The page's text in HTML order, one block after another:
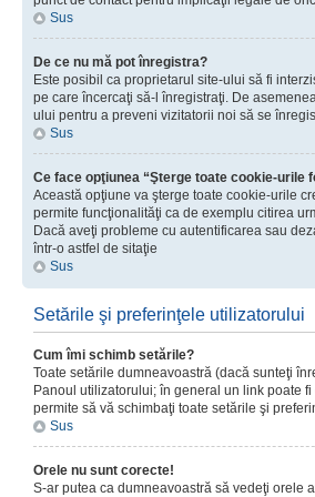
Sus
De ce nu mă pot înregistra?
Este posibil ca proprietarul site-ului să fi
pe care încercaţi să-l înregistraţi. De
ului pentru a preveni vizitatorii noi să se
Sus
Ce face opţiunea “Şterge toate cookie-urile
Această opţiune va şterge toate cookie-urile
permite funcţionalităţi ca de exemplu citirea
Dacă aveţi probleme cu autentificarea sau
într-o astfel de sitaţie
Sus
Setările şi preferinţele utilizatorului
Cum îmi schimb setările?
Toate setările dumneavoastră (dacă sunteţi
Panoul utilizatorului; în general un link poate
permite să vă schimbaţi toate setările şi
Sus
Orele nu sunt corecte!
S-ar putea ca dumneavoastră să vedeţi orele